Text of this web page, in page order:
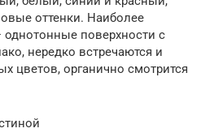
оттенки. Наиболее
поверхности с
нередко встречаются и
цветов, органично смотрится